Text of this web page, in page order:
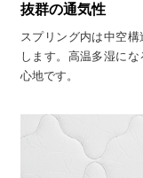
抜群の通気性
スプリング内は中空
します。高温多湿に
心地です。